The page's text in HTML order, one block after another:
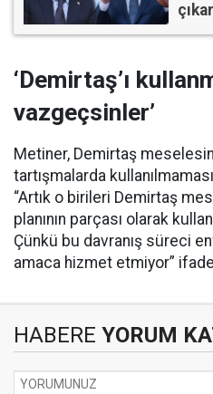
‘Demirtaş’ı
vazgeçsinler’
Metiner, Demirtaş
tartışmalarda
“Artık o birileri Demirtaş
planının parçası olarak
Çünkü bu davranış süreci
amaca hizmet etmiyor”
HABERE YORUM